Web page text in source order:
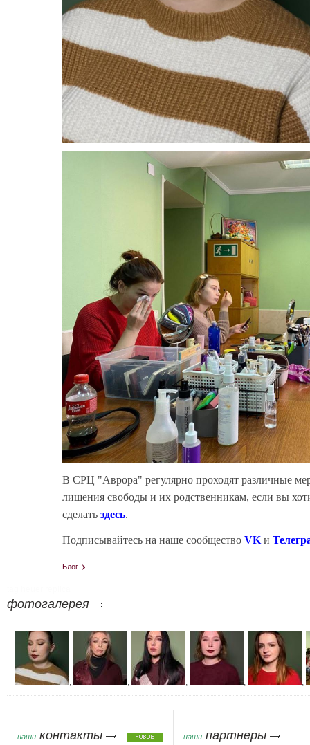
В СРЦ "Аврора" регулярно проходят различные
лишения свободы и их родственникам, если вы
сделать здесь.
Подписывайтесь на наше сообщество VK и
Блог
фотогалерея
, , , , ,
наши контакты наши партнеры